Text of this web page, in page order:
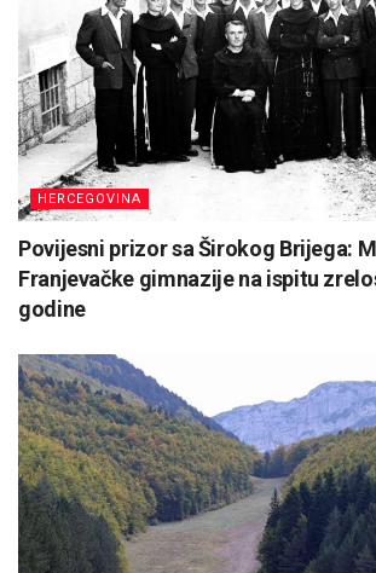
HERCEGOVINA
Povijesni prizor sa Širokog Brijega:
Franjevačke gimnazije na ispitu
godine